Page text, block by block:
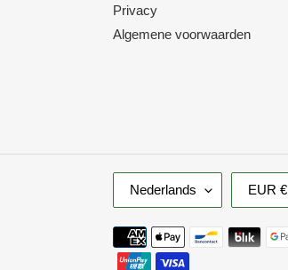
Privacy
Algemene voorwaarden
T
A
A
L
Nederlands
V
A
L
U
EUR €
Betaalmethoden